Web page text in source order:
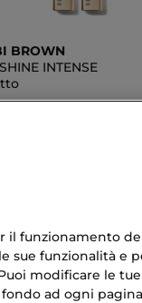
BROWN
INTENSE
Sani
il funzionamento
sue funzionalità e
modificare le
ad ogni